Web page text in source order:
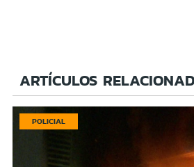
ARTÍCULOS
POLICIAL